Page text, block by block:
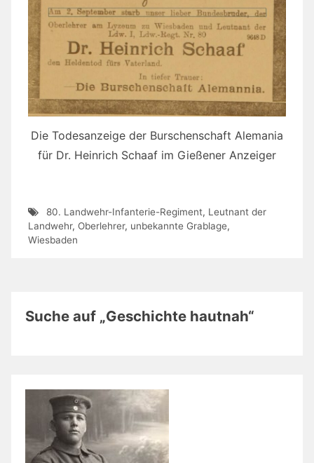
Die Todesanzeige der Burschenschaft Alemania
für Dr. Heinrich Schaaf im Gießener Anzeiger
80. Landwehr-Infanterie-Regiment, Leutnant der
Landwehr, Oberlehrer, unbekannte Grablage,
Wiesbaden
Suche auf „Geschichte hautnah“